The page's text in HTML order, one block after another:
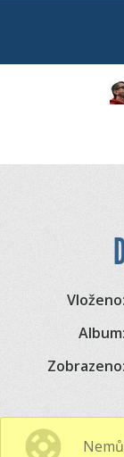
Vloženo:
Album:
Zobrazeno: